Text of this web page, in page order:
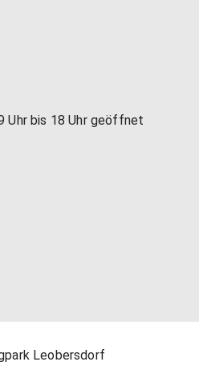
Uhr bis 18 Uhr geöffnet
Leobersdorf